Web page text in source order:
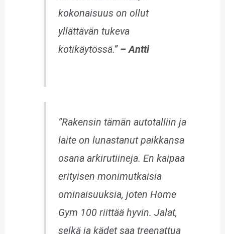
kokonaisuus on ollut
yllättävän tukeva
kotikäytössä.” – Antti
”Rakensin tämän autotalliin ja
laite on lunastanut paikkansa
osana arkirutiineja. En kaipaa
erityisen monimutkaisia
ominaisuuksia, joten Home
Gym 100 riittää hyvin. Jalat,
selkä ja kädet saa treenattua